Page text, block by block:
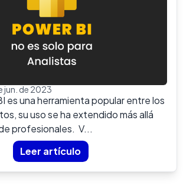
jun. de 2023
es una herramienta popular entre los
su uso se ha extendido más allá
profesionales. V...
Leer artículo